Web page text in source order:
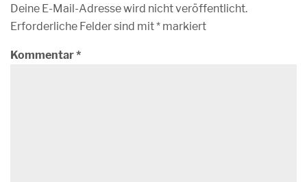
Deine E-Mail-Adresse wird nicht veröffentlicht.
Erforderliche Felder sind mit* markiert
Kommentar*